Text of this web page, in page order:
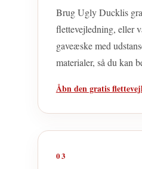
Brug Ugly Ducklis
flettevejledning, eller
gaveæske med
materialer, så du kan
Åbn den gratis
03